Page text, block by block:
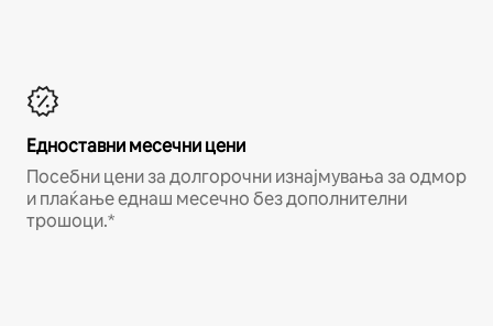
Едноставни месечни цени
Посебни цени за долгорочни изнајмувања за одмор
и плаќање еднаш месечно без дополнителни
трошоци.*